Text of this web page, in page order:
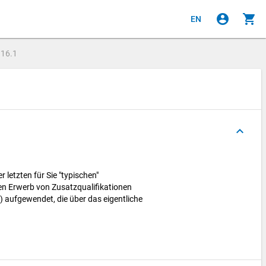
EN account_circle shopping_cart
16.1
keyboard_arrow_up
letzten für Sie "typischen"
Erwerb von Zusatzqualifikationen
aufgewendet, die über das eigentliche